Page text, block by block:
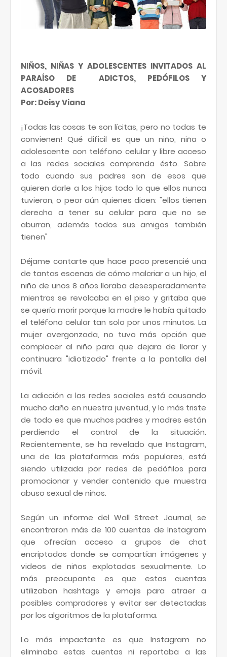
NIÑOS, NIÑAS Y ADOLESCENTES INVITADOS AL
PARAÍSO DE ADICTOS, PEDÓFILOS Y
ACOSADORES
Por: Deisy Viana
¡Todas las cosas te son lícitas, pero no todas te
convienen! Qué dificil es que un niño, niña o
adolescente con teléfono celular y libre acceso
a las redes sociales comprenda ésto. Sobre
todo cuando sus padres son de esos que
quieren darle a los hijos todo lo que ellos nunca
tuvieron, o peor aún quienes dicen: "ellos tienen
derecho a tener su celular para que no se
aburran, además todos sus amigos también
tienen"
Déjame contarte que hace poco presencié una
de tantas escenas de cómo malcriar a un hijo, el
niño de unos 8 años lloraba desesperadamente
mientras se revolcaba en el piso y gritaba que
se quería morir porque la madre le había quitado
el teléfono celular tan solo por unos minutos. La
mujer avergonzada, no tuvo más opción que
complacer al niño para que dejara de llorar y
continuara "idiotizado" frente a la pantalla del
móvil.
La adicción a las redes sociales está causando
mucho daño en nuestra juventud, y lo más triste
de todo es que muchos padres y madres están
perdiendo el control de la situación.
Recientemente, se ha revelado que Instagram,
una de las plataformas más populares, está
siendo utilizada por redes de pedófilos para
promocionar y vender contenido que muestra
abuso sexual de niños.
Según un informe del Wall Street Journal, se
encontraron más de 100 cuentas de Instagram
que ofrecían acceso a grupos de chat
encriptados donde se compartían imágenes y
videos de niños explotados sexualmente. Lo
más preocupante es que estas cuentas
utilizaban hashtags y emojis para atraer a
posibles compradores y evitar ser detectadas
por los algoritmos de la plataforma.
Lo más impactante es que Instagram no
eliminaba estas cuentas ni reportaba a las